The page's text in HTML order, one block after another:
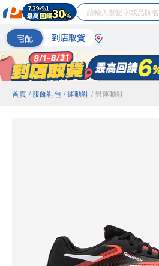
宅配 到店取貨
首頁 / 服飾鞋包 / 運動鞋 / 男運動鞋